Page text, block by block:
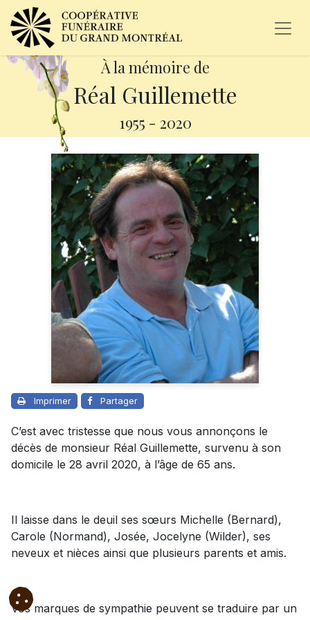
À la mémoire de
Réal Guillemette
1955 - 2020
Imprimer Partager
C’est avec tristesse que nous vous annonçons le
décès de monsieur Réal Guillemette, survenu à son
domicile le 28 avril 2020, à l’âge de 65 ans.
Il laisse dans le deuil ses sœurs Michelle (Bernard),
Carole (Normand), Josée, Jocelyne (Wilder), ses
neveux et nièces ainsi que plusieurs parents et amis.
Vos marques de sympathie peuvent se traduire par un